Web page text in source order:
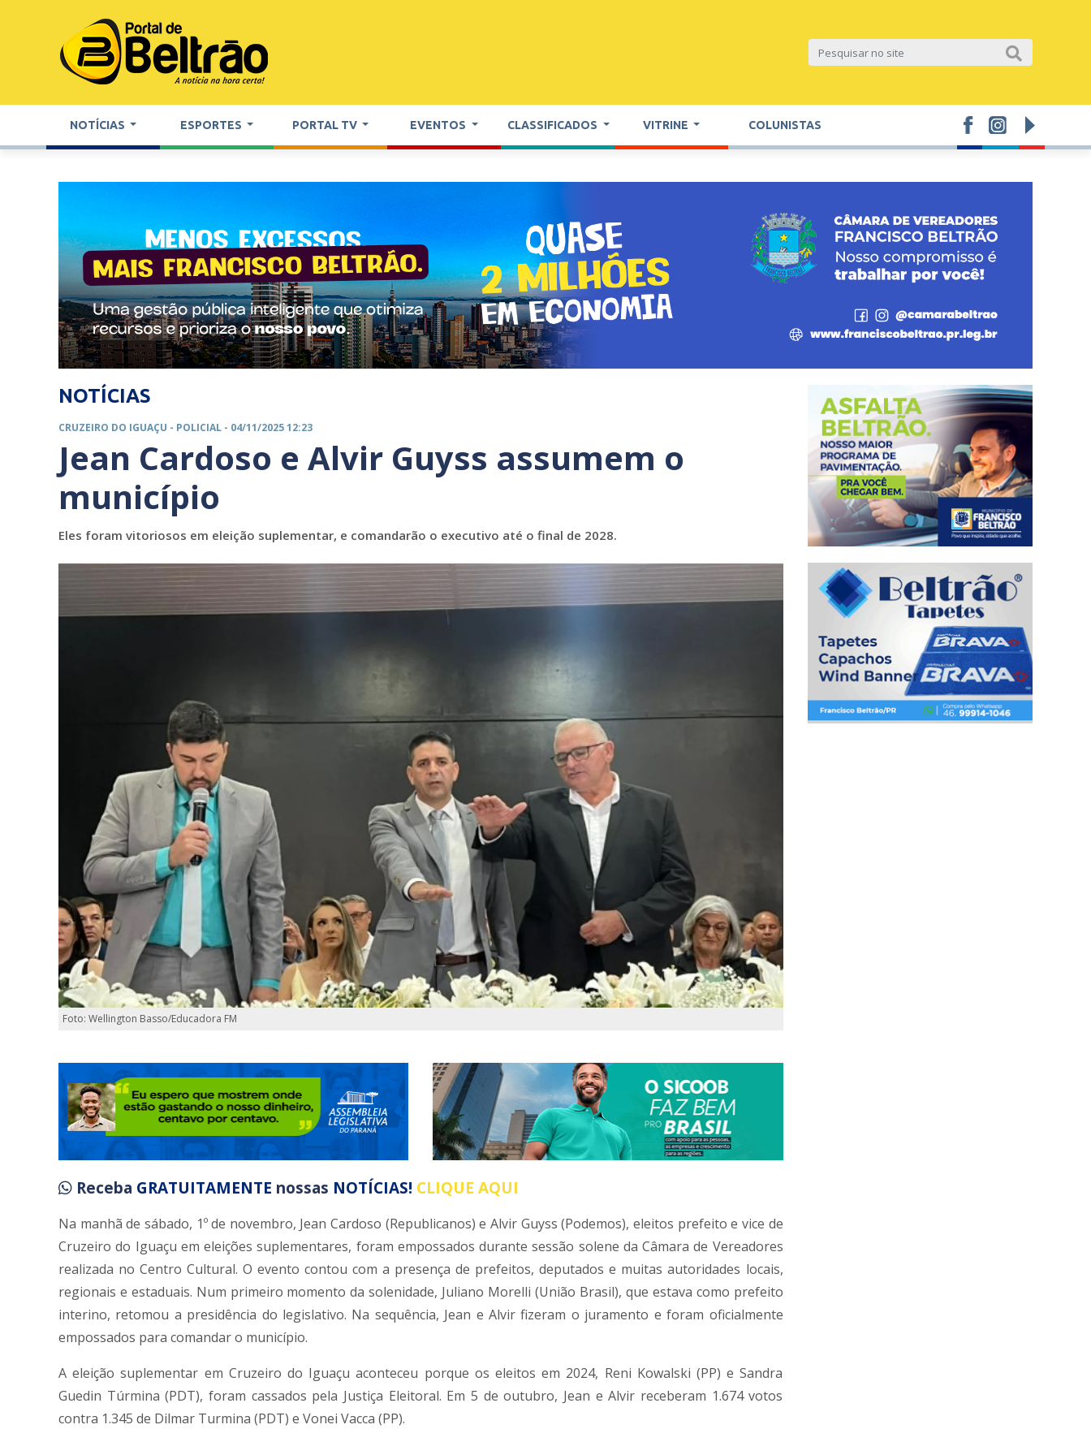
NOTÍCIAS ESPORTES PORTAL TV EVENTOS CLASSIFICADOS VITRINE COLUNISTAS
NOTÍCIAS
CRUZEIRO DO IGUAÇU - POLICIAL - 04/11/2025 12:23
Jean Cardoso e Alvir Guyss assumem o
município
Eles foram vitoriosos em eleição suplementar, e comandarão o executivo até o final de 2028.
Foto: Wellington Basso/Educadora FM
Receba GRATUITAMENTE nossas NOTÍCIAS! CLIQUE AQUI
Na manhã de sábado, 1º de novembro, Jean Cardoso (Republicanos) e Alvir Guyss (Podemos), eleitos prefeito e vice de
Cruzeiro do Iguaçu em eleições suplementares, foram empossados durante sessão solene da Câmara de Vereadores
realizada no Centro Cultural. O evento contou com a presença de prefeitos, deputados e muitas autoridades locais,
regionais e estaduais. Num primeiro momento da solenidade, Juliano Morelli (União Brasil), que estava como prefeito
interino, retomou a presidência do legislativo. Na sequência, Jean e Alvir fizeram o juramento e foram oficialmente
empossados para comandar o município.
A eleição suplementar em Cruzeiro do Iguaçu aconteceu porque os eleitos em 2024, Reni Kowalski (PP) e Sandra
Guedin Túrmina (PDT), foram cassados pela Justiça Eleitoral. Em 5 de outubro, Jean e Alvir receberam 1.674 votos
contra 1.345 de Dilmar Turmina (PDT) e Vonei Vacca (PP).